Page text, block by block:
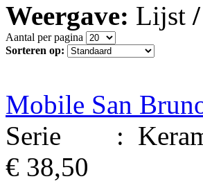
Weergave: Lijst /
Aantal per pagina
Sorteren op:
Mobile San
Serie :
€ 38,50